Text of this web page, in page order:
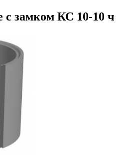
с замком КС 10-10 ч